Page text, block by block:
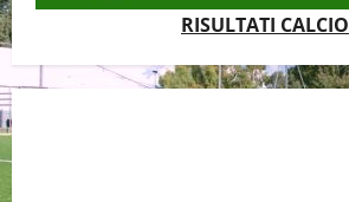
RISULTATI CALCIO